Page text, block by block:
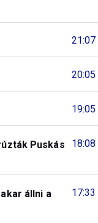
21:07
20:05
19:05
18:08
Puskás
17:33
állni a